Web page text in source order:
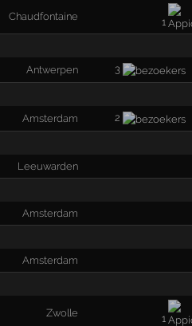
Chaudfontaine 1
Antwerpen 3
Amsterdam 2
Leeuwarden
Amsterdam
Amsterdam
Zwolle 1